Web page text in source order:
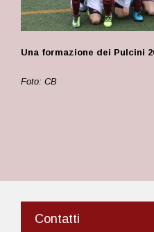
Una formazione dei Pulcini
Foto: CB
Contatti